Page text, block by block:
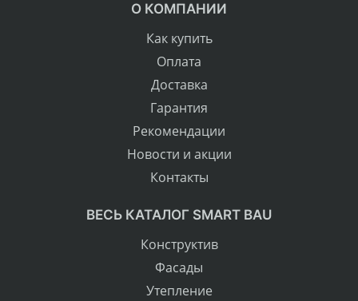
О КОМПАНИИ
Как купить
Оплата
Доставка
Гарантия
Рекомендации
Новости и акции
Контакты
ВЕСЬ КАТАЛОГ SMART BAU
Конструктив
Фасады
Утепление